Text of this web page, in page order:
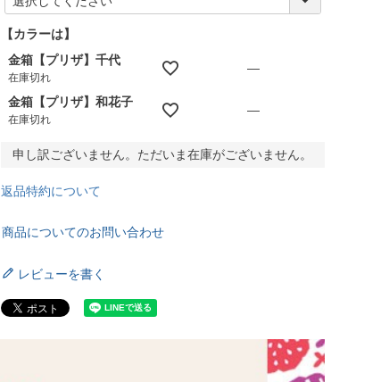
【カラーは】
金箱【プリザ】千代
在庫切れ
—
金箱【プリザ】和花子
在庫切れ
—
申し訳ございません。ただいま在庫がございません。
返品特約について
商品についてのお問い合わせ
レビューを書く